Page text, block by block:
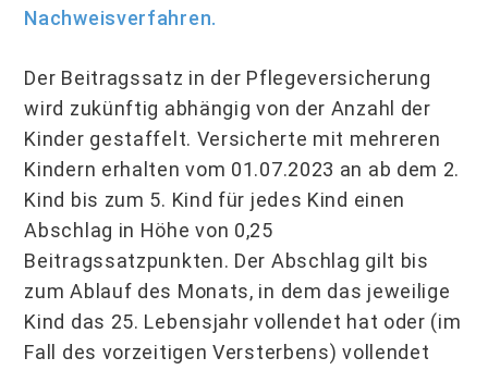
Nachweisverfahren.
Der Beitragssatz in der Pflegeversicherung
wird zukünftig abhängig von der Anzahl der
Kinder gestaffelt. Versicherte mit mehreren
Kindern erhalten vom 01.07.2023 an ab dem 2.
Kind bis zum 5. Kind für jedes Kind einen
Abschlag in Höhe von 0,25
Beitragssatzpunkten. Der Abschlag gilt bis
zum Ablauf des Monats, in dem das jeweilige
Kind das 25. Lebensjahr vollendet hat oder (im
Fall des vorzeitigen Versterbens) vollendet